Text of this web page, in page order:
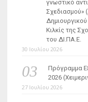
γνωστικό
Σχεδιασμού»
Κιλκίς της
του ΔΙ.ΠΑ.Ε.
30 Ιουλίου 2026
Πρόγραμμα
2026
27 Ιουλίου 2026